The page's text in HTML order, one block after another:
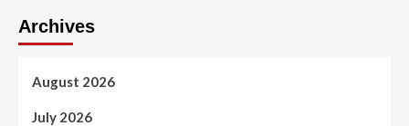
Archives
August 2026
July 2026